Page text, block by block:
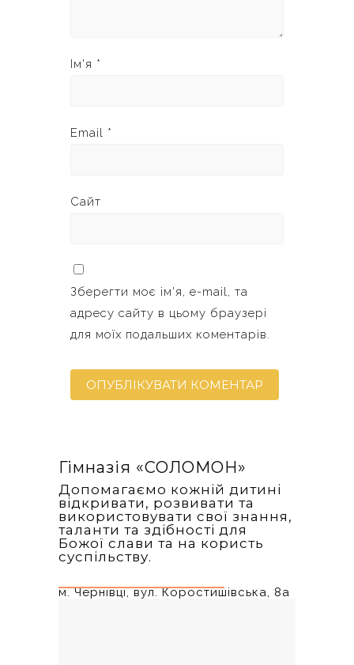
Ім'я *
Email *
Сайт
Зберегти моє ім'я, e-mail, та
адресу сайту в цьому браузері
для моїх подальших коментарів.
Гімназія «‎СОЛОМОН»
Допомагаємо кожній дитині
відкривати, розвивати та
використовувати свої знання,
таланти та здібності для
Божої слави та на користь
суспільству.
м. Чернівці, вул. Коростишівська, 8а